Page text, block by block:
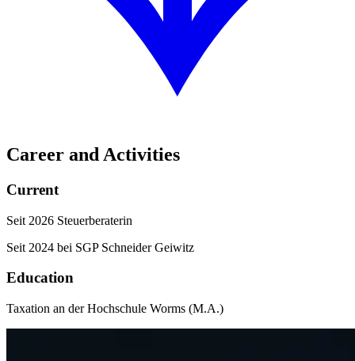
Career and Activities
Current
Seit 2026 Steuerberaterin
Seit 2024 bei SGP Schneider Geiwitz
Education
Taxation an der Hochschule Worms (M.A.)